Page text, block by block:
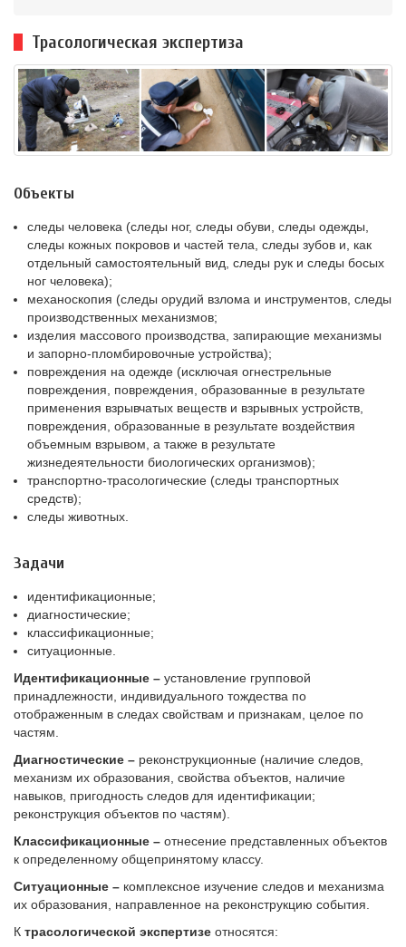
Трасологическая экспертиза
Объекты
следы человека (следы ног, следы обуви, следы одежды,
следы кожных покровов и частей тела, следы зубов и, как
отдельный самостоятельный вид, следы рук и следы босых
ног человека);
механоскопия (следы орудий взлома и инструментов, следы
производственных механизмов;
изделия массового производства, запирающие механизмы
и запорно-пломбировочные устройства);
повреждения на одежде (исключая огнестрельные
повреждения, повреждения, образованные в результате
применения взрывчатых веществ и взрывных устройств,
повреждения, образованные в результате воздействия
объемным взрывом, а также в результате
жизнедеятельности биологических организмов);
транспортно-трасологические (следы транспортных
средств);
следы животных.
Задачи
идентификационные;
диагностические;
классификационные;
ситуационные.
Идентификационные – установление групповой
принадлежности, индивидуального тождества по
отображенным в следах свойствам и признакам, целое по
частям.
Диагностические – реконструкционные (наличие следов,
механизм их образования, свойства объектов, наличие
навыков, пригодность следов для идентификации;
реконструкция объектов по частям).
Классификационные – отнесение представленных объектов
к определенному общепринятому классу.
Ситуационные – комплексное изучение следов и механизма
их образования, направленное на реконструкцию события.
К трасологической экспертизе относятся: